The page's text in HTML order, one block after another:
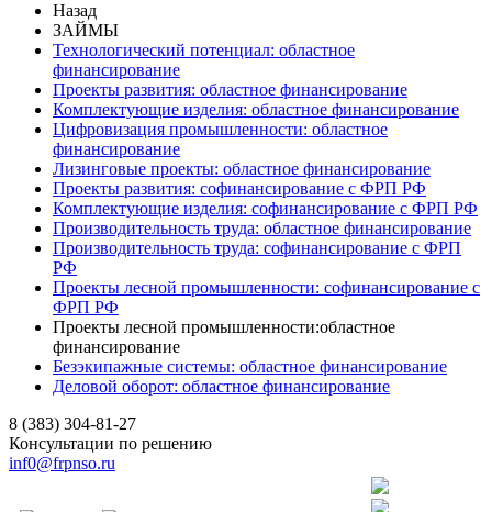
Назад
ЗАЙМЫ
Технологический потенциал: областное
финансирование
Проекты развития: областное финансирование
Комплектующие изделия: областное финансирование
Цифровизация промышленности: областное
финансирование
Лизинговые проекты: областное финансирование
Проекты развития: софинансирование с ФРП РФ
Комплектующие изделия: софинансирование с ФРП РФ
Производительность труда: областное финансирование
Производительность труда: софинансирование с ФРП
РФ
Проекты лесной промышленности: софинансирование с
ФРП РФ
Проекты лесной промышленности:областное
финансирование
Безэкипажные системы: областное финансирование
Деловой оборот: областное финансирование
8 (383) 304-81-27
Консультации по решению
inf0@frpnso.ru